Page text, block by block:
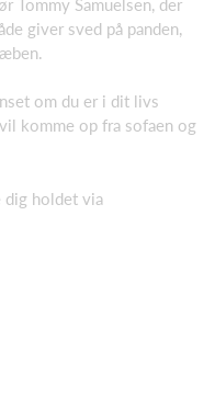
Tommy Samuelsen, der
giver sved på panden,
om du er i dit livs
komme op fra sofaen og
dig holdet via